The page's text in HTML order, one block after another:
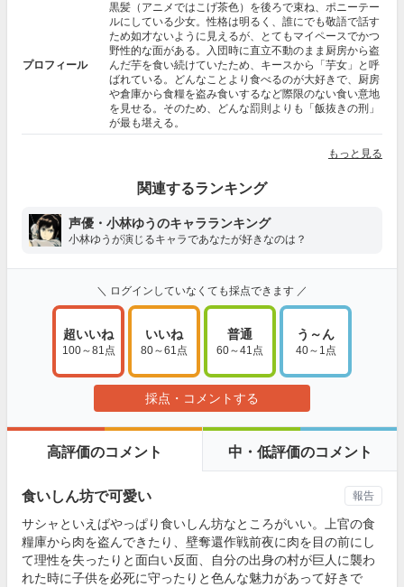
プロフィール
黒髪（アニメではこげ茶色）を後ろで束ね、ポニーテー
ルにしている少女。性格は明るく、誰にでも敬語で話す
ため如才ないように見えるが、とてもマイペースでかつ
野性的な面がある。入団時に直立不動のまま厨房から盗
んだ芋を食い続けていたため、キースから「芋女」と呼
ばれている。どんなことより食べるのが大好きで、厨房
や倉庫から食糧を盗み食いするなど際限のない食い意地
を見せる。そのため、どんな罰則よりも「飯抜きの刑」
が最も堪える。
もっと見る
関連するランキング
声優・小林ゆうのキャラランキング
小林ゆうが演じるキャラであなたが好きなのは？
＼ ログインしていなくても採点できます ／
超いいね
100～81点
いいね
80～61点
普通
60～41点
う～ん
40～1点
採点・コメントする
高評価のコメント 中・低評価のコメント
食いしん坊で可愛い
サシャといえばやっぱり食いしん坊なところがいい。上官の食
糧庫から肉を盗んできたり、壁奪還作戦前夜に肉を目の前にし
て理性を失ったりと面白い反面、自分の出身の村が巨人に襲わ
れた時に子供を必死に守ったりと色んな魅力があって好きで
報告